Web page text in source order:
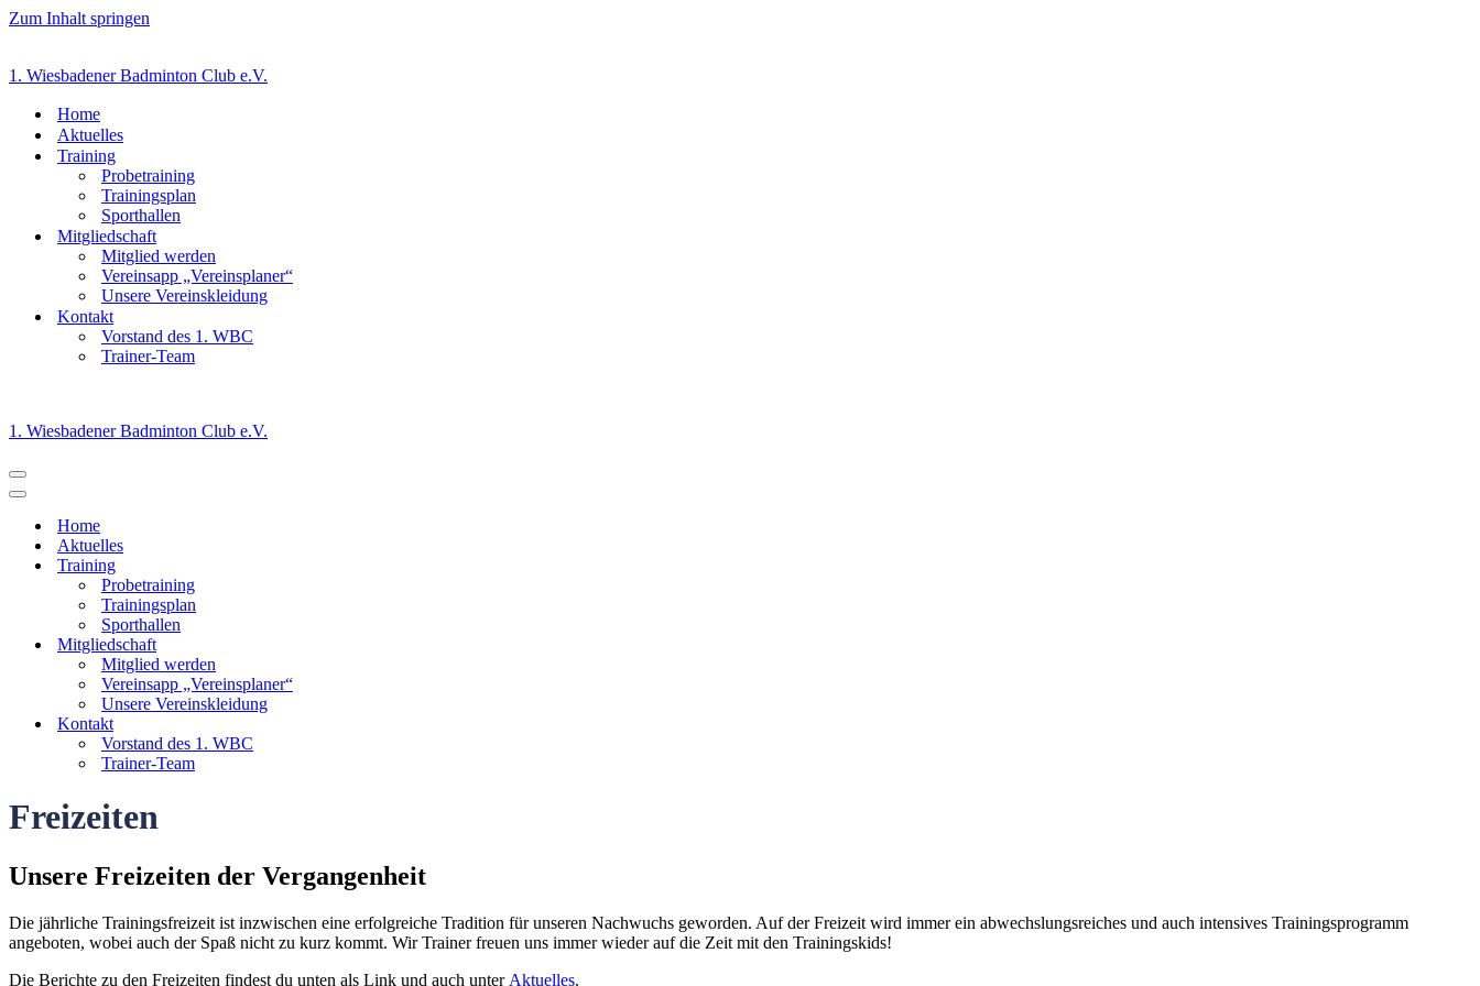
Zum Inhalt springen
1. Wiesbadener Badminton Club e.V.
Home
Aktuelles
Training
Probetraining
Trainingsplan
Sporthallen
Mitgliedschaft
Mitglied werden
Vereinsapp „Vereinsplaner“
Unsere Vereinskleidung
Kontakt
Vorstand des 1. WBC
Trainer-Team
1. Wiesbadener Badminton Club e.V.
Navigationsmenü
Navigationsmenü
Home
Aktuelles
Training
Probetraining
Trainingsplan
Sporthallen
Mitgliedschaft
Mitglied werden
Vereinsapp „Vereinsplaner“
Unsere Vereinskleidung
Kontakt
Vorstand des 1. WBC
Trainer-Team
Freizeiten
Unsere Freizeiten der Vergangenheit
Die jährliche Trainingsfreizeit ist inzwischen eine erfolgreiche Tradition für unseren Nachwuchs geworden. Auf der Freizeit wird immer ein abwechslungsreiches und auch intensives Trainingsprogramm
angeboten, wobei auch der Spaß nicht zu kurz kommt. Wir Trainer freuen uns immer wieder auf die Zeit mit den Trainingskids!
Die Berichte zu den Freizeiten findest du unten als Link und auch unter Aktuelles.